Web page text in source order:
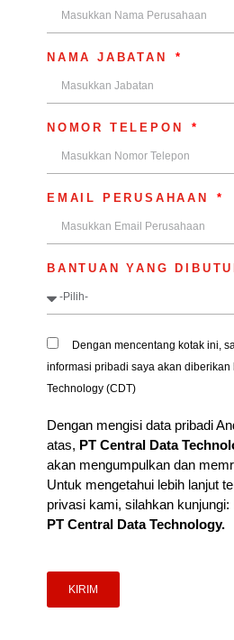
NAMA JABATAN
NOMOR TELEPON
EMAIL PERUSAHAAN
BANTUAN YANG
Dengan mencentang kotak ini,
informasi pribadi saya akan
Technology (CDT)
Dengan mengisi data pribadi
atas, PT Central Data
akan mengumpulkan dan
Untuk mengetahui lebih lanjut
privasi kami, silahkan kunjungi:
PT Central Data Technology.
KIRIM